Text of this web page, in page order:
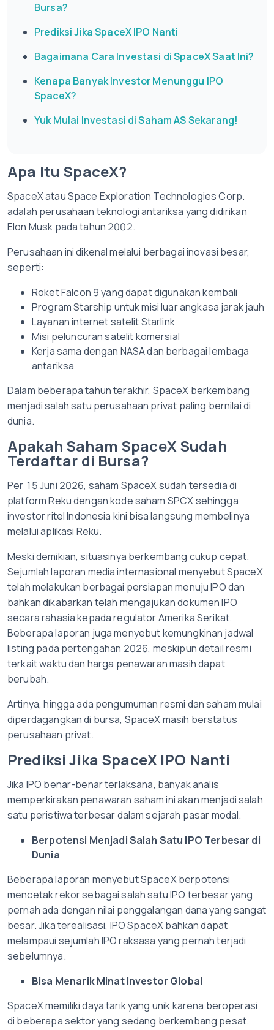
Bursa?
Prediksi Jika SpaceX IPO Nanti
Bagaimana Cara Investasi di SpaceX Saat Ini?
Kenapa Banyak Investor Menunggu IPO
SpaceX?
Yuk Mulai Investasi di Saham AS Sekarang!
Apa Itu SpaceX?
SpaceX atau Space Exploration Technologies Corp.
adalah perusahaan teknologi antariksa yang didirikan
Elon Musk pada tahun 2002.
Perusahaan ini dikenal melalui berbagai inovasi besar,
seperti:
Roket Falcon 9 yang dapat digunakan kembali
Program Starship untuk misi luar angkasa jarak jauh
Layanan internet satelit Starlink
Misi peluncuran satelit komersial
Kerja sama dengan NASA dan berbagai lembaga
antariksa
Dalam beberapa tahun terakhir, SpaceX berkembang
menjadi salah satu perusahaan privat paling bernilai di
dunia.
Apakah Saham SpaceX Sudah
Terdaftar di Bursa?
Per 15 Juni 2026, saham SpaceX sudah tersedia di
platform Reku dengan kode saham SPCX sehingga
investor ritel Indonesia kini bisa langsung membelinya
melalui aplikasi Reku.
Meski demikian, situasinya berkembang cukup cepat.
Sejumlah laporan media internasional menyebut SpaceX
telah melakukan berbagai persiapan menuju IPO dan
bahkan dikabarkan telah mengajukan dokumen IPO
secara rahasia kepada regulator Amerika Serikat.
Beberapa laporan juga menyebut kemungkinan jadwal
listing pada pertengahan 2026, meskipun detail resmi
terkait waktu dan harga penawaran masih dapat
berubah.
Artinya, hingga ada pengumuman resmi dan saham mulai
diperdagangkan di bursa, SpaceX masih berstatus
perusahaan privat.
Prediksi Jika SpaceX IPO Nanti
Jika IPO benar-benar terlaksana, banyak analis
memperkirakan penawaran saham ini akan menjadi salah
satu peristiwa terbesar dalam sejarah pasar modal.
Berpotensi Menjadi Salah Satu IPO Terbesar di
Dunia
Beberapa laporan menyebut SpaceX berpotensi
mencetak rekor sebagai salah satu IPO terbesar yang
pernah ada dengan nilai penggalangan dana yang sangat
besar. Jika terealisasi, IPO SpaceX bahkan dapat
melampaui sejumlah IPO raksasa yang pernah terjadi
sebelumnya.
Bisa Menarik Minat Investor Global
SpaceX memiliki daya tarik yang unik karena beroperasi
di beberapa sektor yang sedang berkembang pesat.